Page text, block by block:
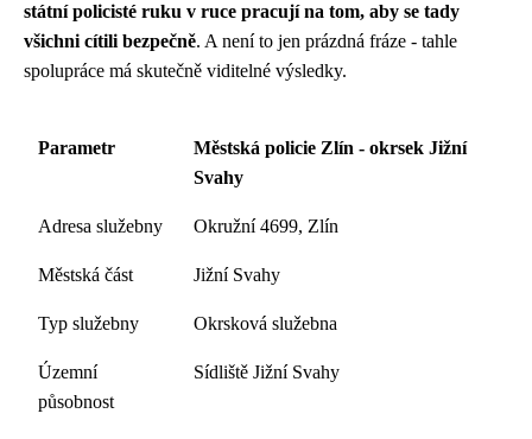
státní policisté ruku v ruce pracují na tom, aby se tady
všichni cítili bezpečně. A není to jen prázdná fráze - tahle
spolupráce má skutečně viditelné výsledky.
Parametr
Městská policie Zlín - okrsek Jižní
Svahy
Adresa služebny Okružní 4699, Zlín
Městská část Jižní Svahy
Typ služebny Okrsková služebna
Územní
působnost
Sídliště Jižní Svahy